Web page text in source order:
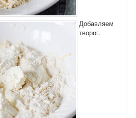
Добавляем
творог.